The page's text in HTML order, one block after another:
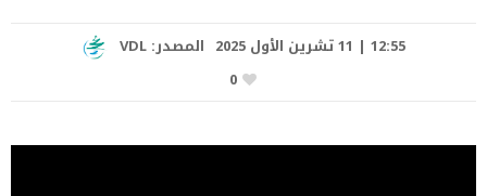
12:55 | 11 تشرين الأول 2025 المصدر: VDL
0